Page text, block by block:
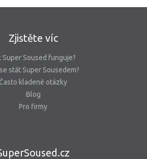
Zjistěte víc
Super Soused funguje?
stát Super Sousedem?
Často kladené otázky
Blog
Pro firmy